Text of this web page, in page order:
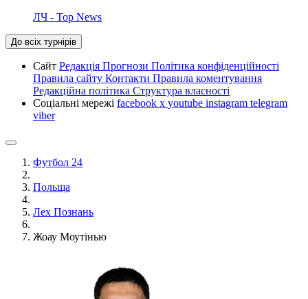
ЛЧ - Top News
До всіх турнірів
Сайт Редакція Прогнози Політика конфіденційності
Правила сайту Контакти Правила коментування
Редакційна політика Структура власності
Соціальні мережі facebook x youtube instagram telegram
viber
Футбол 24
Польща
Лех Познань
Жоау Моутінью